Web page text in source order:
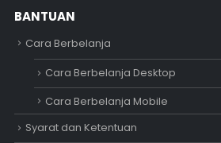
BANTUAN
Cara Berbelanja
Cara Berbelanja Desktop
Cara Berbelanja Mobile
Syarat dan Ketentuan